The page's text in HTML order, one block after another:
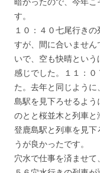
す。
１０：４０七尾行き
すが、間に合いませ
いで、空も快晴とい
感じでした。１１：
た。去年と同じよう
島駅を見下ろせるよ
のとと桜並木と列車
登鹿島駅と列車を見
うが良かったです。
穴水で仕事を済ませて